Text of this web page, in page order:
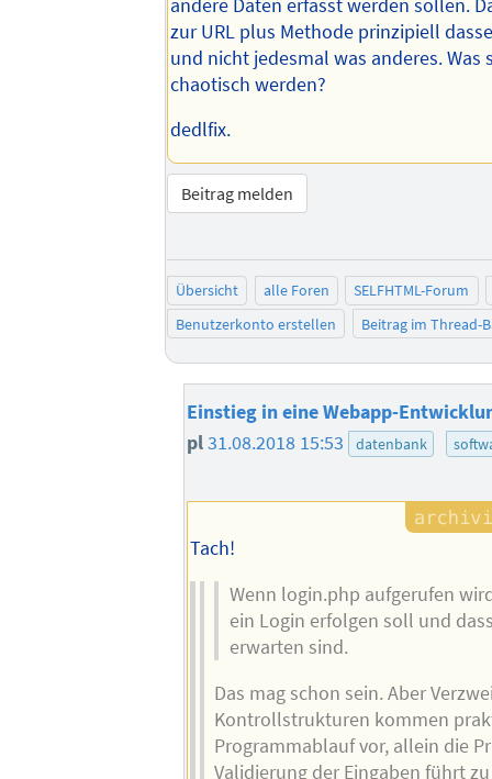
andere Daten erfasst werden sollen.
zur URL plus Methode prinzipiell
und nicht jedesmal was anderes. Was
chaotisch werden?
dedlfix.
Beitrag melden
Übersicht alle Foren
SELFHTML-Forum
Benutzerkonto erstellen
Beitrag im Thread-
Einstieg in eine Webapp-
pl31.08.2018 15:53 datenbank
Tach!
Wenn login.php aufgerufen
ein Login erfolgen soll und
erwarten sind.
Das mag schon sein. Aber
Kontrollstrukturen kommen
Programmablauf vor, allein die
Validierung der Eingaben führt